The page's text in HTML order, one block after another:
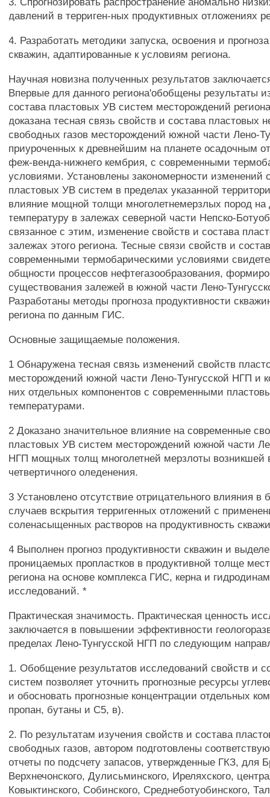
давлений в терриген-ных продуктивных отложениях
4. Разработать методики запуска, освоения и
скважин, адаптированные к условиям региона.
Научная новизна полученных результатов
Впервые для данного региона'обобщены результаты
состава пластовых УВ систем месторождений
доказана тесная связь свойств и состава пластовых
свободных газов месторождений южной части Лено-
приуроченных к древнейшим на планете осадочным
феж-венда-нижнего кембрия, с современными
условиями. Установлены закономерности изменений
пластовых УВ систем в пределах указанной
влияние мощной толщи многолетнемерзлых пород на
температуру в залежах северной части Непско-
связанное с этим, изменение свойств и состава
залежах этого региона. Тесные связи свойств и
современными термобарическими условиями
общности процессов нефтегазообразования,
существования залежей в южной части Лено-
Разработаны методы прогноза продуктивности
региона по данным ГИС.
Основные защищаемые положения.
1 Обнаружена тесная связь изменений свойств
месторождений южной части Лено-Тунгусской НГП и
них отдельных компонентов с современными
температурами.
2 Доказано значительное влияние на современные
пластовых УВ систем месторождений южной части
НГП мощных толщ многолетней мерзлоты возникшей
четвертичного оледенения.
3 Установлено отсутствие отрицательного влияния в
случаев вскрытия терригенных отложений с
соленасыщенных растворов на продуктивность
4 Выполнен прогноз продуктивности скважин и
проницаемых пропластков в продуктивной толще
региона на основе комплекса ГИС, керна и
исследований. *
Практическая значимость. Практическая ценность
заключается в повышении эффективности
пределах Лено-Тунгусской НГП по следующим
1. Обобщение результатов исследований свойств и
систем позволяет уточнить прогнозные ресурсы
и обосновать прогнозные концентрации отдельных
пропан, бутаны и С5, в).
2. По результатам изучения свойств и состава
свободных газов, автором подготовлены
отчеты по подсчету запасов, утвержденные ГКЗ, для
Верхнечонского, Дулисьминского, Иреляхского,
Ковыктинского, Собинского, Среднеботуобинского,